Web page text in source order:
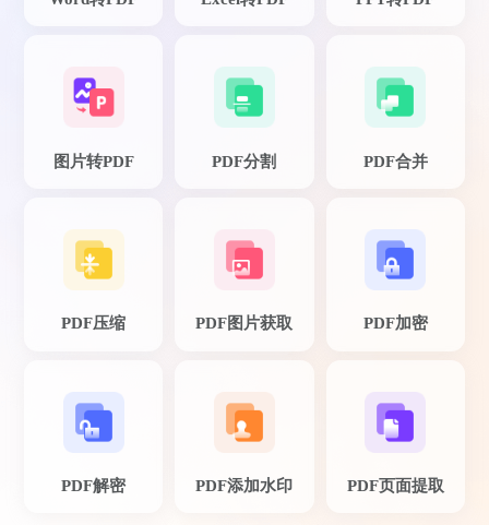
图片转PDF PDF分割 PDF合并
PDF压缩 PDF图片获取 PDF加密
PDF解密 PDF添加水印 PDF页面提取